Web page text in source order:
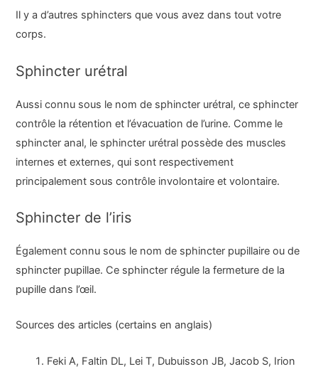
Il y a d’autres sphincters que vous avez dans tout votre
corps.
Sphincter urétral
Aussi connu sous le nom de sphincter urétral, ce sphincter
contrôle la rétention et l’évacuation de l’urine. Comme le
sphincter anal, le sphincter urétral possède des muscles
internes et externes, qui sont respectivement
principalement sous contrôle involontaire et volontaire.
Sphincter de l’iris
Également connu sous le nom de sphincter pupillaire ou de
sphincter pupillae. Ce sphincter régule la fermeture de la
pupille dans l’œil.
Sources des articles (certains en anglais)
Feki A, Faltin DL, Lei T, Dubuisson JB, Jacob S, Irion